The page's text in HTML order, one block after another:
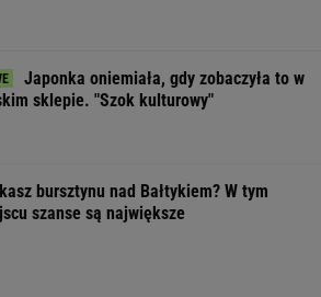
Japonka oniemiała, gdy zobaczyła to w
sklepie. "Szok kulturowy"
bursztynu nad Bałtykiem? W tym
szanse są największe